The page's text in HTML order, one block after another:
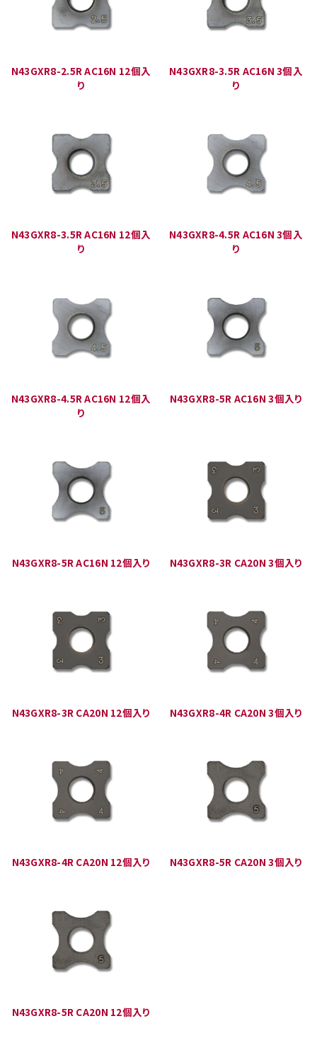
N43GXR8-2.5R AC16N 12個入
り
N43GXR8-3.5R AC16N 3個入
り
N43GXR8-3.5R AC16N 12個入
り
N43GXR8-4.5R AC16N 3個入
り
N43GXR8-4.5R AC16N 12個入
り
N43GXR8-5R AC16N 3個入り
N43GXR8-5R AC16N 12個入り N43GXR8-3R CA20N 3個入り
N43GXR8-3R CA20N 12個入り N43GXR8-4R CA20N 3個入り
N43GXR8-4R CA20N 12個入り N43GXR8-5R CA20N 3個入り
N43GXR8-5R CA20N 12個入り